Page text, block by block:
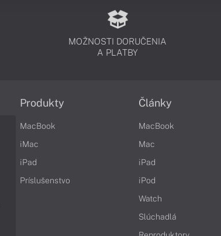
MOŽNOSTI DORUČENIA
A PLATBY
Produkty
MacBook
iMac
iPad
Príslušenstvo
Články
MacBook
Mac
iPad
iPod
Watch
Slúchadlá